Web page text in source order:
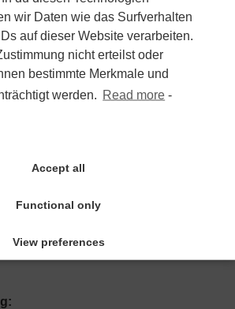
wir Daten wie das Surfverhalten
auf dieser Website verarbeiten.
nicht erteilst oder
bestimmte Merkmale und
werden.
Read more -
Accept all
Functional only
View preferences
€
nicht ausweisbar
Klima/el.Pano/PDC/SHZ